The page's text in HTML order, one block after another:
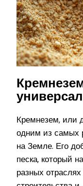
Кремнезем, или
одним из самых
на Земле. Его
песка, который
разных